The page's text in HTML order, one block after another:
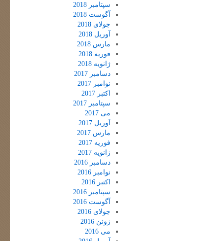
سپتامبر 2018
آگوست 2018
جولای 2018
آوریل 2018
مارس 2018
فوریه 2018
ژانویه 2018
دسامبر 2017
نوامبر 2017
اکتبر 2017
سپتامبر 2017
می 2017
آوریل 2017
مارس 2017
فوریه 2017
ژانویه 2017
دسامبر 2016
نوامبر 2016
اکتبر 2016
سپتامبر 2016
آگوست 2016
جولای 2016
ژوئن 2016
می 2016